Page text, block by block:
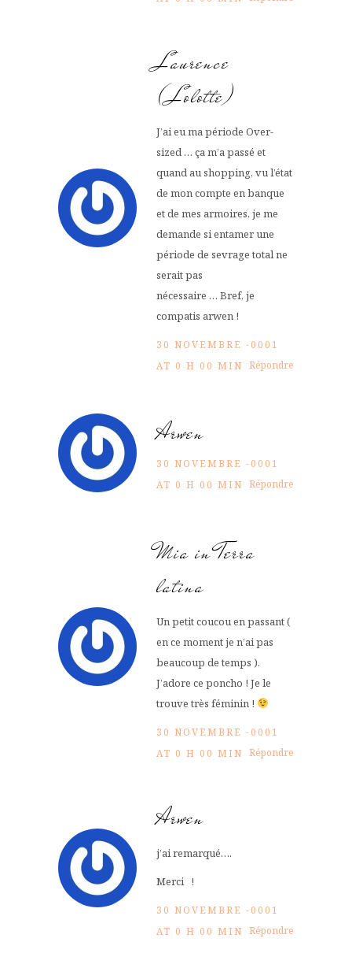
Laurence
(Lolotte)
J’ai eu ma période Over-
sized … ça m’a passé et
quand au shopping, vu l’état
de mon compte en banque
et de mes armoires, je me
demande si entamer une
période de sevrage total ne
serait pas
nécessaire … Bref, je
compatis arwen !
30 NOVEMBRE -0001
AT 0 H 00 MIN Répondre
Arwen
30 NOVEMBRE -0001
AT 0 H 00 MIN Répondre
Mia in Terra
latina
Un petit coucou en passant (
en ce moment je n’ai pas
beaucoup de temps ).
J’adore ce poncho ! Je le
trouve très féminin !
30 NOVEMBRE -0001
AT 0 H 00 MIN Répondre
Arwen
j’ai remarqué….
Merci !
30 NOVEMBRE -0001
AT 0 H 00 MIN Répondre